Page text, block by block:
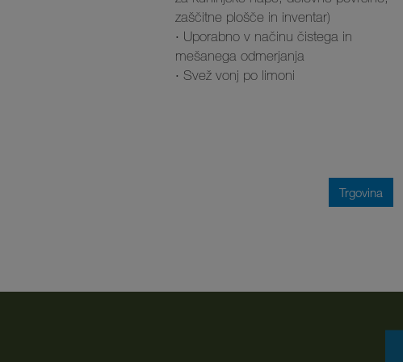
Trgovina
zaščitne plošče in inventar)
· Uporabno v načinu čistega in
mešanega odmerjanja
· Svež vonj po limoni